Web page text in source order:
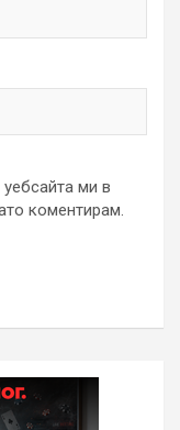
ми в
коментирам.